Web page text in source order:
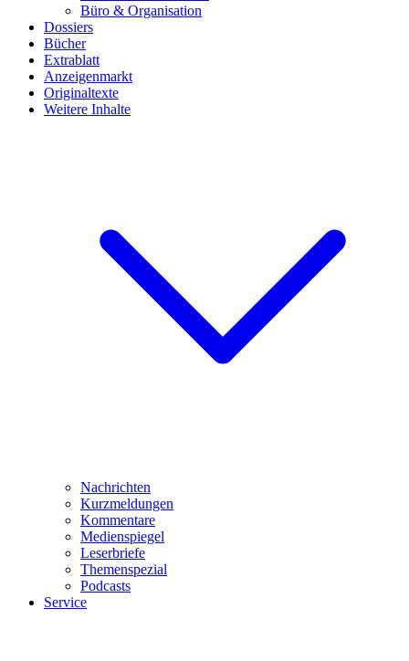
Büro & Organisation
Dossiers
Bücher
Extrablatt
Anzeigenmarkt
Originaltexte
Weitere Inhalte
Nachrichten
Kurzmeldungen
Kommentare
Medienspiegel
Leserbriefe
Themenspezial
Podcasts
Service